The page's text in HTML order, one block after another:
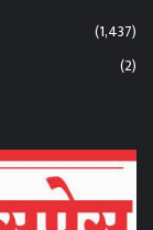
(1,437)
(2)